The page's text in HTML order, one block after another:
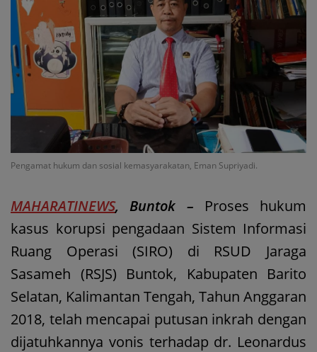
Pengamat hukum dan sosial kemasyarakatan, Eman Supriyadi.
MAHARATINEWS, Buntok – Proses hukum
kasus korupsi pengadaan Sistem Informasi
Ruang Operasi (SIRO) di RSUD Jaraga
Sasameh (RSJS) Buntok, Kabupaten Barito
Selatan, Kalimantan Tengah, Tahun Anggaran
2018, telah mencapai putusan inkrah dengan
dijatuhkannya vonis terhadap dr. Leonardus